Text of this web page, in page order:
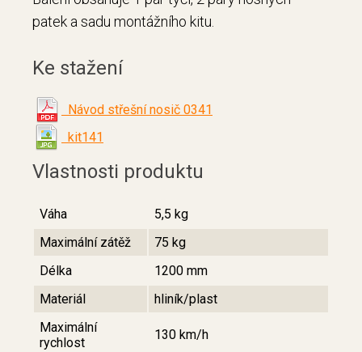
patek a sadu montážního kitu.
Ke stažení
Návod střešní nosič 0341
kit141
Vlastnosti produktu
Váha
5,5 kg
Maximální zátěž
75 kg
Délka
1200 mm
Materiál
hliník/plast
Maximální
rychlost
130 km/h